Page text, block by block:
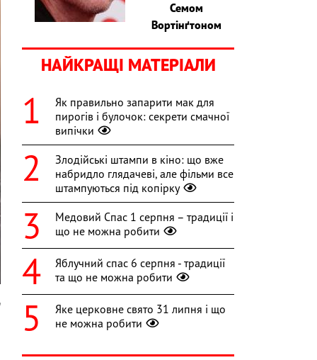
Семом
Вортінґтоном
НАЙКРАЩІ МАТЕРІАЛИ
Як правильно запарити мак для
пирогів і булочок: секрети смачної
випічки
Злодійські штампи в кіно: що вже
набридло глядачеві, але фільми все
штампуються під копірку
Медовий Спас 1 серпня – традиції і
що не можна робити
Яблучний спас 6 серпня - традиції
та що не можна робити
Яке церковне свято 31 липня і що
не можна робити